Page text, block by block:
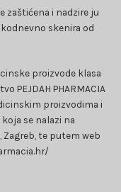
zaštićena i nadzire ju
skenira od
proizvode klasa
PEJDAH PHARMACIA
proizvodima i
se nalazi na
Zagreb, te putem web